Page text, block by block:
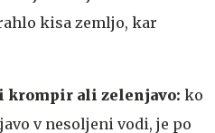
kisa zemljo, kar
krompir ali zelenjavo: ko
v nesoljeni vodi, je po